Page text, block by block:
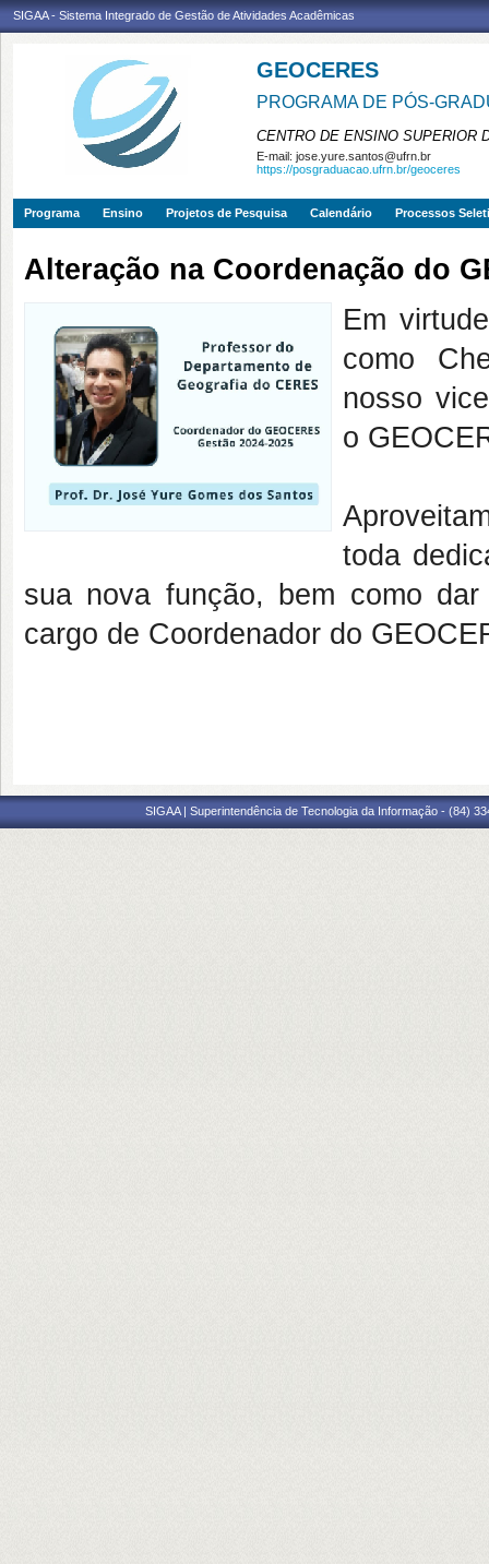
SIGAA - Sistema Integrado de Gestão de Atividades Acadêmicas
GEOCERES
PROGRAMA DE PÓS-
CENTRO DE ENSINO SUPERIOR
E-mail: jose.yure.santos@ufrn.br
https://posgraduacao.ufrn.br/geoceres
Programa Ensino Projetos de Pesquisa Calendário Processos
Alteração na Coordenação do
Em
como
nosso
o
toda
sua nova função, bem como
cargo de Coordenador do
SIGAA | Superintendência de Tecnologia da Informação - (84)